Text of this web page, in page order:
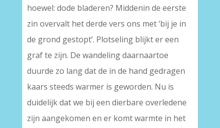
hoewel: dode bladeren? Middenin de eerste
zin overvalt het derde vers ons met ‘bij je in
de grond gestopt’. Plotseling blijkt er een
graf te zijn. De wandeling daarnaartoe
duurde zo lang dat de in de hand gedragen
kaars steeds warmer is geworden. Nu is
duidelijk dat we bij een dierbare overledene
zijn aangekomen en er komt warmte in het